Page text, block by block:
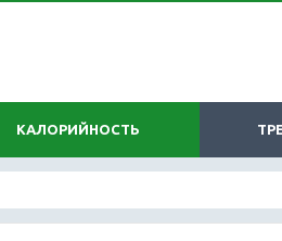
КАЛОРИЙНОСТЬ